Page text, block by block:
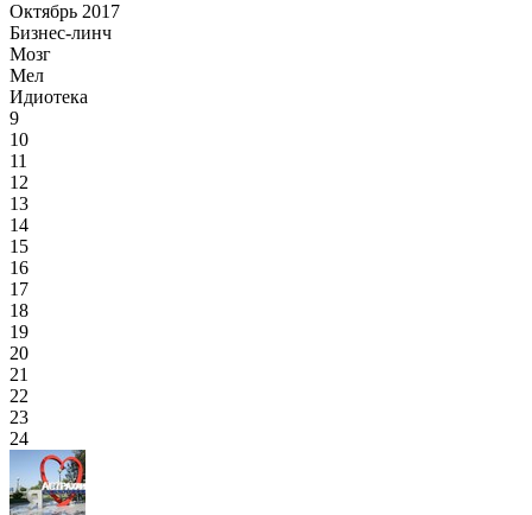
Октябрь 2017
Бизнес-линч
Мозг
Мел
Идиотека
9
10
11
12
13
14
15
16
17
18
19
20
21
22
23
24